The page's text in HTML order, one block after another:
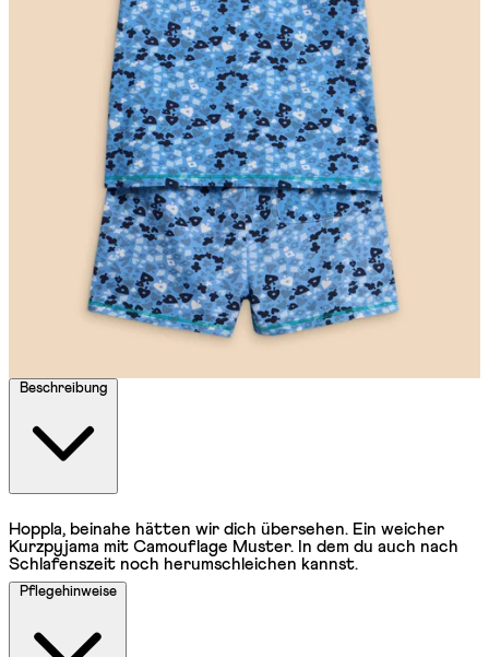
Beschreibung
Hoppla, beinahe hätten wir dich übersehen. Ein weicher
Kurzpyjama mit Camouflage Muster. In dem du auch nach
Schlafenszeit noch herumschleichen kannst.
Pflegehinweise